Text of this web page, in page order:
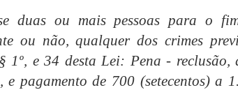
duas ou mais pessoas para o
ou não, qualquer dos crimes
1º, e 34 desta Lei: Pena - reclusão,
pagamento de 700 (setecentos) a